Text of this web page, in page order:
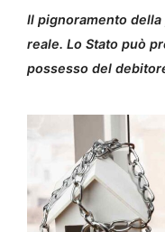
Il pignoramento
reale. Lo Stato può
possesso del